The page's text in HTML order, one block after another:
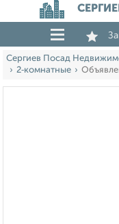
Сергиев Посад
2‑комнатные